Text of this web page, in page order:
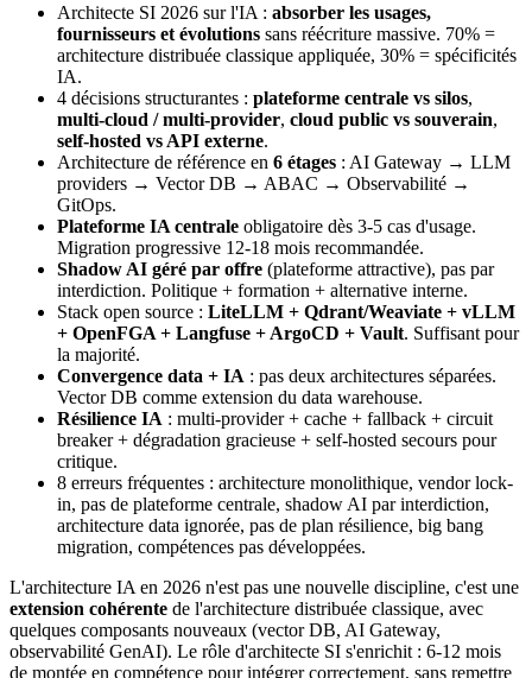
Architecte SI 2026 sur l'IA : absorber les usages,
fournisseurs et évolutions sans réécriture massive. 70% =
architecture distribuée classique appliquée, 30% = spécificités
IA.
4 décisions structurantes : plateforme centrale vs silos,
multi-cloud / multi-provider, cloud public vs souverain,
self-hosted vs API externe.
Architecture de référence en 6 étages : AI Gateway → LLM
providers → Vector DB → ABAC → Observabilité →
GitOps.
Plateforme IA centrale obligatoire dès 3-5 cas d'usage.
Migration progressive 12-18 mois recommandée.
Shadow AI géré par offre (plateforme attractive), pas par
interdiction. Politique + formation + alternative interne.
Stack open source : LiteLLM + Qdrant/Weaviate + vLLM
+ OpenFGA + Langfuse + ArgoCD + Vault. Suffisant pour
la majorité.
Convergence data + IA : pas deux architectures séparées.
Vector DB comme extension du data warehouse.
Résilience IA : multi-provider + cache + fallback + circuit
breaker + dégradation gracieuse + self-hosted secours pour
critique.
8 erreurs fréquentes : architecture monolithique, vendor lock-
in, pas de plateforme centrale, shadow AI par interdiction,
architecture data ignorée, pas de plan résilience, big bang
migration, compétences pas développées.
L'architecture IA en 2026 n'est pas une nouvelle discipline, c'est une
extension cohérente de l'architecture distribuée classique, avec
quelques composants nouveaux (vector DB, AI Gateway,
observabilité GenAI). Le rôle d'architecte SI s'enrichit : 6-12 mois
de montée en compétence pour intégrer correctement, sans remettre